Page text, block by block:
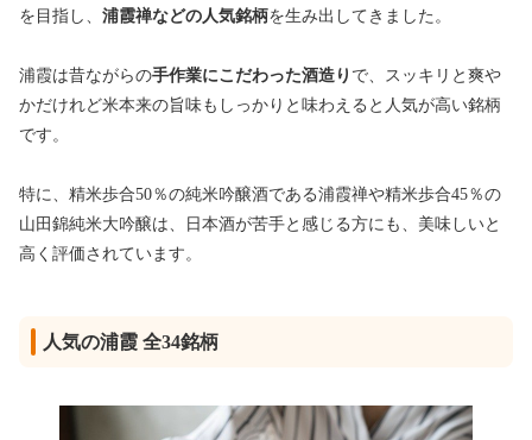
を目指し、 浦霞禅などの人気銘柄を生み出してきました。
浦霞は昔ながらの手作業にこだわった酒造り で、スッキリと爽や
かだけれど米本来の旨味もしっかりと味わえると人気が高い銘柄
です。
特に、精米歩合50％の純米吟醸酒である浦霞禅や精米歩合45％の
山田錦純米大吟醸は、日本酒が苦手と感じる方にも、美味しいと
高く評価されています。
人気の浦霞 全34銘柄